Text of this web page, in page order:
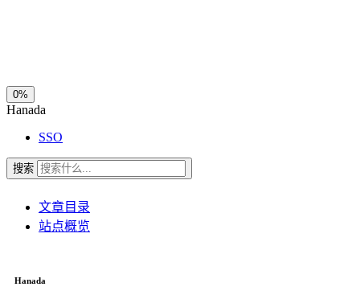
0%
Hanada
SSO
搜索
文章目录
站点概览
Hanada